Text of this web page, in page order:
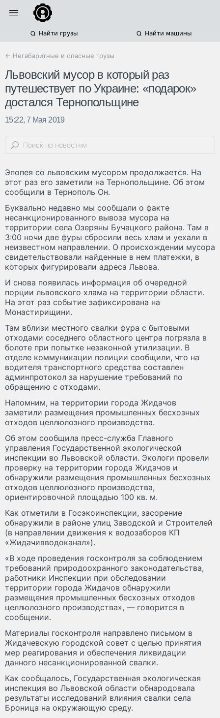
Найти грузы Найти машины
← Негабаритные и опасные грузы
Львовский мусор в который раз
путешествует по Украине: «подарок»
достался Тернопольщине
15:22, 7 Мая 2019
Эпопея со львовским мусором продолжается. На
этот раз его заметили на Тернопольщине. Об этом
сообщили в Тернополь Он.
Буквально недавно мы сообщали о факте
несанкционированного вывоза мусора на
территории села Озеряны Бучацкого района. Там в
3:00 ночи две фуры сбросили весь хлам и уехали в
неизвестном направлении. О происхождении мусора
свидетельствовали найденные в нем платежки, в
которых фигурировали адреса Львова.
И снова появилась информация об очередной
порции львовского хлама на территории области.
На этот раз событие зафиксирована на
Монастирищини.
Там вблизи местного свалки фура с бытовыми
отходами соседнего областного центра погрязла в
болоте при попытке незаконной утилизации. В
отделе коммуникации полиции сообщили, что на
водителя транспортного средства составлен
админпротокол за нарушение требований по
обращению с отходами.
Напомним, на территории города Жидачов
заметили размещения промышленных бесхозных
отходов целлюлозного производства.
Об этом сообщила пресс-служба Главного
управления Государственной экологической
инспекции во Львовской области. Экологи провели
проверку на территории города Жидачов и
обнаружили размещения промышленных бесхозных
отходов целлюлозного производства,
ориентировочной площадью 100 кв. м.
Как отметили в Госэкоинспекции, засорение
обнаружили в районе улиц Заводской и Строителей
(в направлении движения к водозаборов КП
«Жидачивводоканал»).
«В ходе проведения госконтроля за соблюдением
требований природоохранного законодательства,
работники Инспекции при обследовании
территории города Жидачов обнаружили
размещения промышленных бесхозных отходов
целлюлозного производства», — говорится в
сообщении.
Материалы госконтроля направлено письмом в
Жидачевскую городской совет с целью принятия
мер реагирования и обеспечения ликвидации
данного несанкционированной свалки.
Как сообщалось, Государственная экологическая
инспекция во Львовской области обнародовала
результаты исследований влияния свалки села
Броница на окружающую среду.